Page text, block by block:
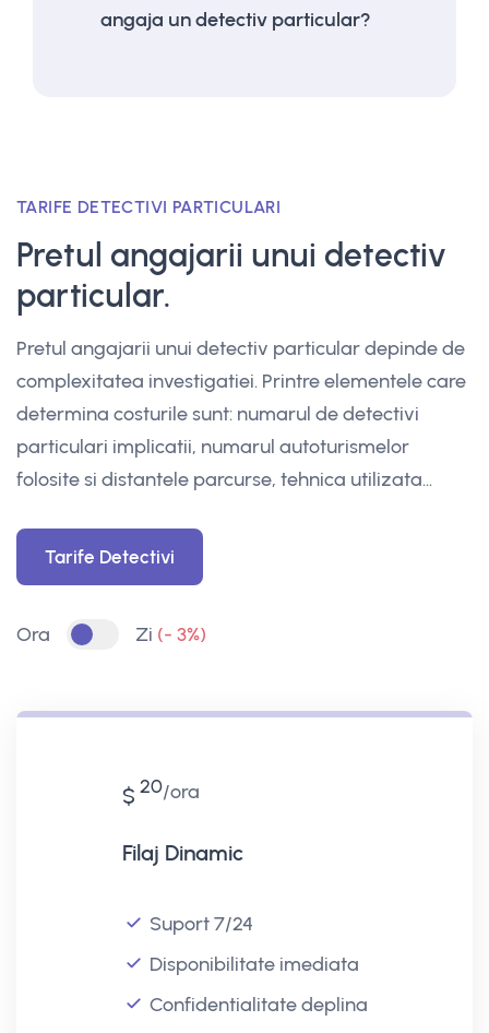
angaja un detectiv particular?
TARIFE DETECTIVI PARTICULARI
Pretul angajarii unui detectiv
particular.
Pretul angajarii unui detectiv particular depinde de
complexitatea investigatiei. Printre elementele care
determina costurile sunt: numarul de detectivi
particulari implicatii, numarul autoturismelor
folosite si distantele parcurse, tehnica utilizata...
Tarife Detectivi
Ora Zi (- 3%)
$ 20 ora
Filaj Dinamic
Suport 7/24
Disponibilitate imediata
Confidentialitate deplina